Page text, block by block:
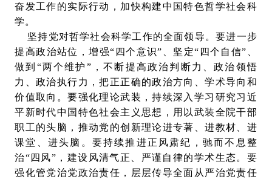
奋发工作的实际行动，加快构建中国特色哲学社会科
学。
坚持党对哲学社会科学工作的全面领导。要进一步
提高政治站位，增强“四个意识”、坚定“四个自信”、
做到“两个维护”，不断提高政治判断力、政治领悟
力、政治执行力，把正正确的政治方向、学术导向和
价值取向。要强化理论武装，持续深入学习研究习近
平新时代中国特色社会主义思想，用以武装全院干部
职工的头脑，推动党的创新理论进专著、进教材、进
课堂、进头脑。要持续推进正风肃纪，驰而不息整
治“四风”，建设风清气正、严谨自律的学术生态。要
强化管党治党政治责任，层层传导全面从严治党责任